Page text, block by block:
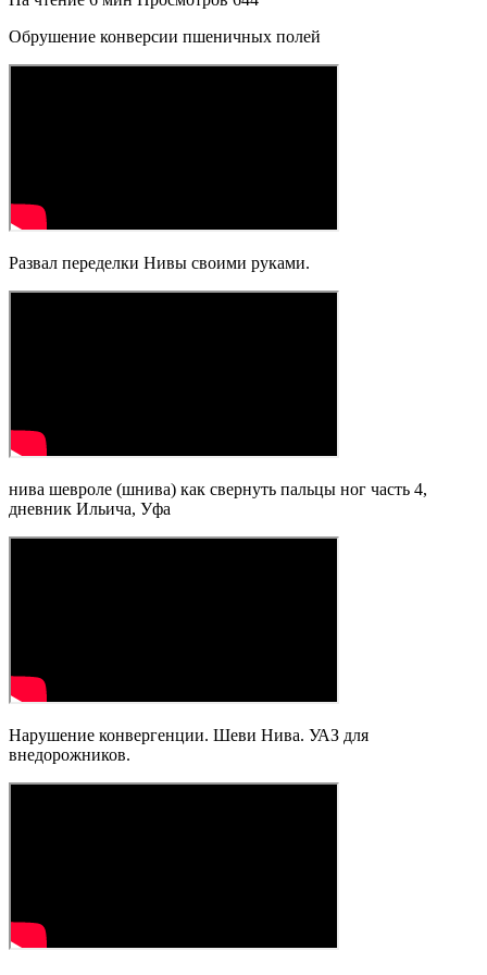
Обрушение конверсии пшеничных полей
Развал переделки Нивы своими руками.
нива шевроле (шнива) как свернуть пальцы ног часть 4,
дневник Ильича, Уфа
Нарушение конвергенции. Шеви Нива. УАЗ для
внедорожников.